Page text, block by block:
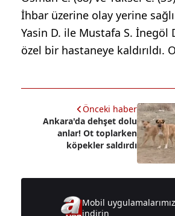
İhbar üzerine olay yerine
Yasin D. ile Mustafa S. İnegöl
özel bir hastaneye kaldırıldı.
Önceki haber
Ankara'da dehşet dolu
anlar! Ot toplarken
köpekler saldırdı
Mobil
indirin